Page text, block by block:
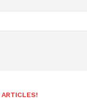
ARTICLES!